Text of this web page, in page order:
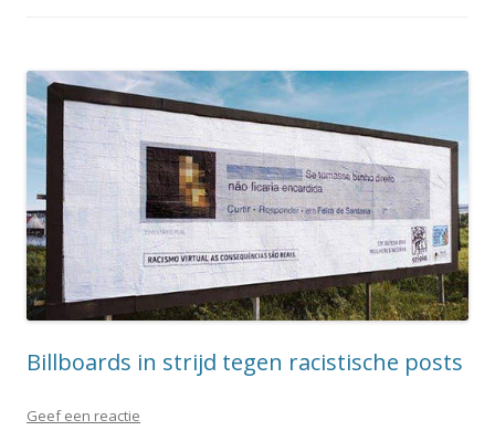
Billboards in strijd tegen racistische posts
Geef een reactie